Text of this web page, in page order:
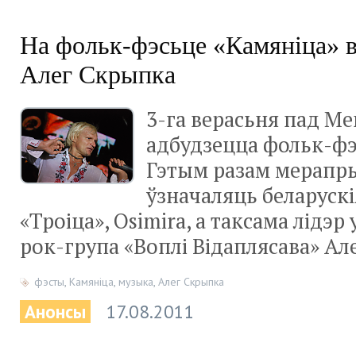
На фольк-фэсьце «Камяніца»
Алег Скрыпка
3-га верасьня пад
адбудзецца фольк-
Гэтым разам
ўзначаляць
«Троіца», Osimira, а таксама лідэр
рок-група «Воплі Відаплясава»
фэсты, Камяніца, музыка, Алег Скрыпка
Анонсы 17.08.2011